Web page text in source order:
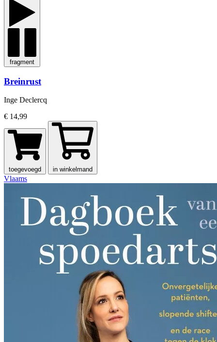
fragment
Breinrust
Inge Declercq
€ 14,99
toegevoegd in winkelmand
Vlaams